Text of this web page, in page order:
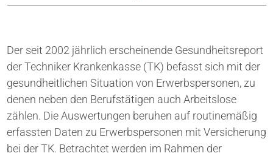
Der seit 2002 jährlich erscheinende Gesundheitsreport
der Techniker Krankenkasse (TK) befasst sich mit der
gesundheitlichen Situation von Erwerbspersonen, zu
denen neben den Berufstätigen auch Arbeitslose
zählen. Die Auswertungen beruhen auf routinemäßig
erfassten Daten zu Erwerbspersonen mit Versicherung
bei der TK. Betrachtet werden im Rahmen der